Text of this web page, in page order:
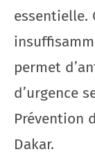
essentielle.
permet
d’urgence
Prévention
Dakar.